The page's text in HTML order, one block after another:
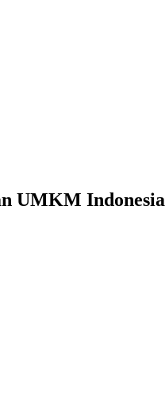
UMKM Indonesia